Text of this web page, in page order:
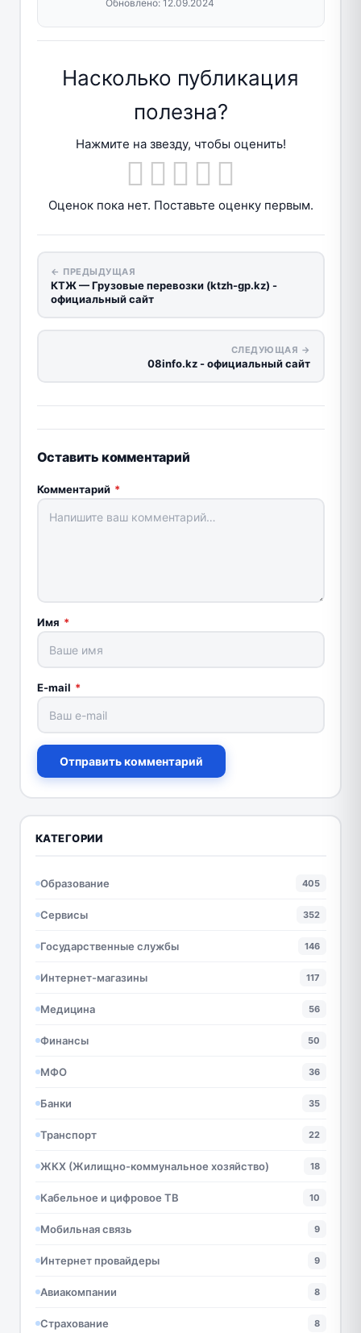
Обновлено: 12.09.2024
Насколько публикация
полезна?
Нажмите на звезду, чтобы оценить!
Оценок пока нет. Поставьте оценку первым.
← ПРЕДЫДУЩАЯ
КТЖ — Грузовые перевозки (ktzh-gp.kz) -
официальный сайт
СЛЕДУЮЩАЯ →
08info.kz - официальный сайт
Оставить комментарий
Комментарий *
Имя *
E-mail *
Отправить комментарий
КАТЕГОРИИ
Образование 405
Сервисы 352
Государственные службы 146
Интернет-магазины 117
Медицина 56
Финансы 50
МФО 36
Банки 35
Транспорт 22
ЖКХ (Жилищно-коммунальное хозяйство) 18
Кабельное и цифровое ТВ 10
Мобильная связь 9
Интернет провайдеры 9
Авиакомпании 8
Страхование 8